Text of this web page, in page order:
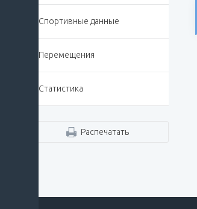
Спортивные данные
Перемещения
Статистика
Распечатать